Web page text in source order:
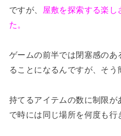
ですが、
屋敷を探索する楽し
た。
ゲームの前半では閉塞感の
ることになるんですが、そう
持てるアイテムの数に制限
で時には同じ場所を何度も行